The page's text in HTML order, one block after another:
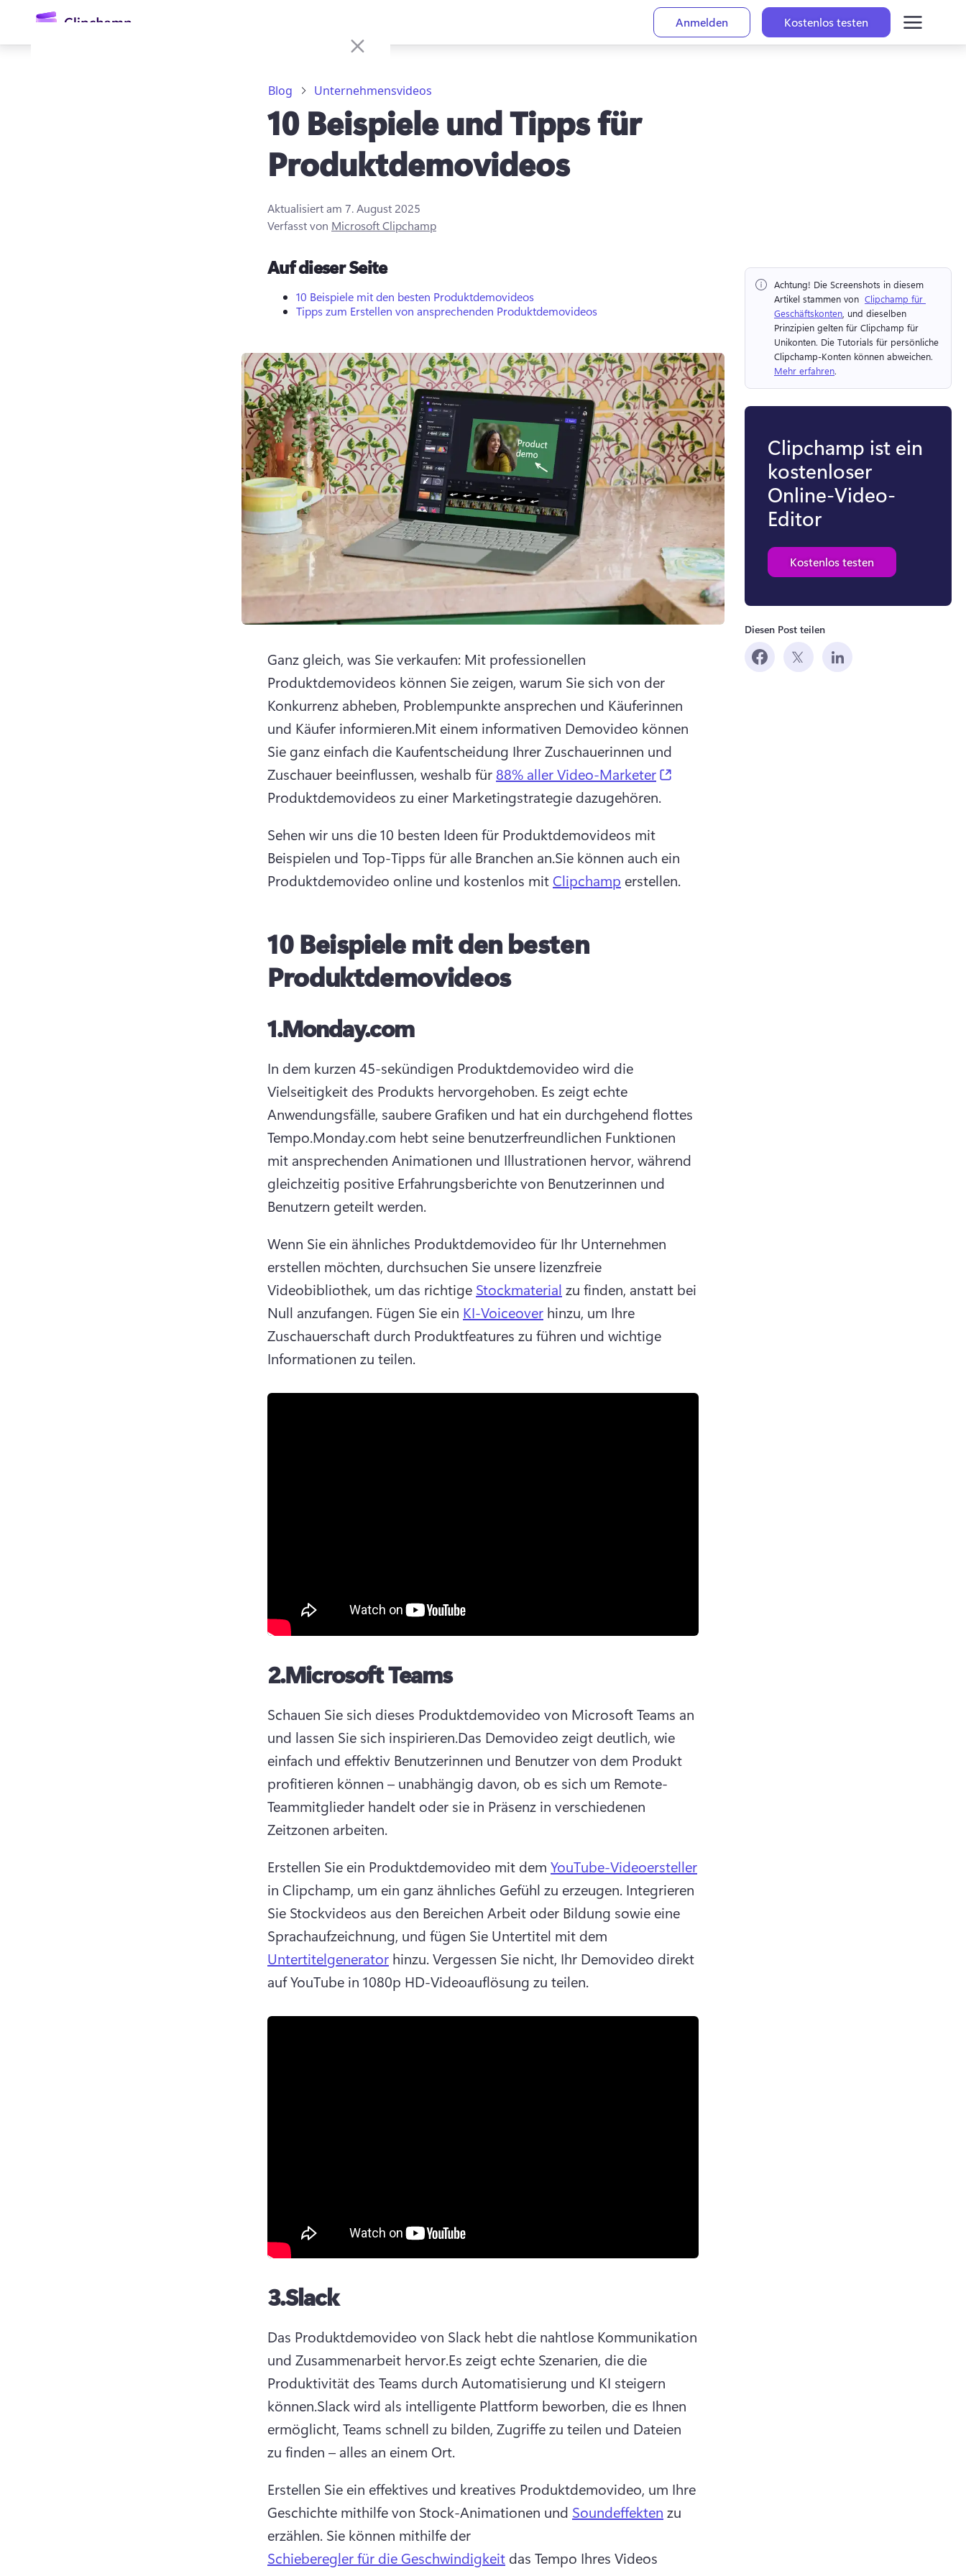
Anmelden
Kostenlos testen
Blog Unternehmensvideos
10 Beispiele und Tipps für
Produktdemovideos
Aktualisiert am 7. August 2025
Verfasst von Microsoft Clipchamp
Auf dieser Seite
10 Beispiele mit den besten Produktdemovideos
Tipps zum Erstellen von ansprechenden Produktdemovideos
Ganz gleich, was Sie verkaufen: Mit professionellen
Produktdemovideos können Sie zeigen, warum Sie sich von der
Konkurrenz abheben, Problempunkte ansprechen und Käuferinnen
und Käufer informieren.Mit einem informativen Demovideo können
Sie ganz einfach die Kaufentscheidung Ihrer Zuschauerinnen und
Zuschauer beeinflussen, weshalb für 88% aller Video-Marketer
Produktdemovideos zu einer Marketingstrategie dazugehören.
Sehen wir uns die 10 besten Ideen für Produktdemovideos mit
Beispielen und Top-Tipps für alle Branchen an.Sie können auch ein
Produktdemovideo online und kostenlos mit Clipchamp erstellen.
10 Beispiele mit den besten
Produktdemovideos
1.Monday.com
In dem kurzen 45-sekündigen Produktdemovideo wird die
Vielseitigkeit des Produkts hervorgehoben. Es zeigt echte
Anwendungsfälle, saubere Grafiken und hat ein durchgehend flottes
Tempo.Monday.com hebt seine benutzerfreundlichen Funktionen
mit ansprechenden Animationen und Illustrationen hervor, während
gleichzeitig positive Erfahrungsberichte von Benutzerinnen und
Benutzern geteilt werden.
Wenn Sie ein ähnliches Produktdemovideo für Ihr Unternehmen
erstellen möchten, durchsuchen Sie unsere lizenzfreie
Videobibliothek, um das richtige Stockmaterial zu finden, anstatt bei
Null anzufangen. Fügen Sie ein KI-Voiceover hinzu, um Ihre
Zuschauerschaft durch Produktfeatures zu führen und wichtige
Informationen zu teilen.
2.Microsoft Teams
Schauen Sie sich dieses Produktdemovideo von Microsoft Teams an
und lassen Sie sich inspirieren.Das Demovideo zeigt deutlich, wie
einfach und effektiv Benutzerinnen und Benutzer von dem Produkt
profitieren können – unabhängig davon, ob es sich um Remote-
Teammitglieder handelt oder sie in Präsenz in verschiedenen
Zeitzonen arbeiten.
Erstellen Sie ein Produktdemovideo mit dem YouTube-Videoersteller
in Clipchamp, um ein ganz ähnliches Gefühl zu erzeugen. Integrieren
Sie Stockvideos aus den Bereichen Arbeit oder Bildung sowie eine
Sprachaufzeichnung, und fügen Sie Untertitel mit dem
Untertitelgenerator hinzu. Vergessen Sie nicht, Ihr Demovideo direkt
auf YouTube in 1080p HD-Videoauflösung zu teilen.
3.Slack
Das Produktdemovideo von Slack hebt die nahtlose Kommunikation
und Zusammenarbeit hervor.Es zeigt echte Szenarien, die die
Produktivität des Teams durch Automatisierung und KI steigern
können.Slack wird als intelligente Plattform beworben, die es Ihnen
ermöglicht, Teams schnell zu bilden, Zugriffe zu teilen und Dateien
zu finden – alles an einem Ort.
Erstellen Sie ein effektives und kreatives Produktdemovideo, um Ihre
Geschichte mithilfe von Stock-Animationen und Soundeffekten zu
erzählen. Sie können mithilfe der
Schieberegler für die Geschwindigkeit das Tempo Ihres Videos
Achtung! Die Screenshots in diesem
Artikel stammen von ⁠ Clipchamp für
Geschäftskonten , und dieselben
Prinzipien gelten für Clipchamp für
Unikonten. Die Tutorials für persönliche
Mehr erfahren.
Clipchamp ist ein
kostenloser
Online-Video-
Editor
Kostenlos testen
Diesen Post teilen